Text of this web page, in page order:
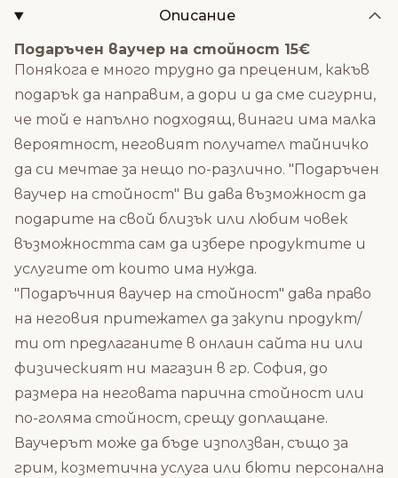
Описание
Подаръчен ваучер на стойност 15€
Понякога е много трудно да преценим, какъв
подарък да направим, а дори и да сме сигурни,
че той е напълно подходящ, винаги има малка
вероятност, неговият получател тайничко
да си мечтае за нещо по-различно. "Подаръчен
ваучер на стойност" Ви дава възможност да
подарите на свой близък или любим човек
възможността сам да избере продуктите и
услугите от които има нужда.
"Подаръчния ваучер на стойност" дава право
на неговия притежател да закупи продукт/
ти от предлаганите в онлаин сайта ни или
физическият ни магазин в гр. София, до
размера на неговата парична стойност или
по-голяма стойност, срещу доплащане.
Ваучерът може да бъде използван, също за
грим, козметична услуга или бюти персонална